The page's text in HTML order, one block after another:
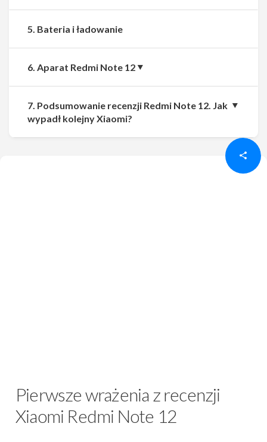
Udostępnij
Pierwsze wrażenia z recenzji
Xiaomi Redmi Note 12
5. Bateria i ładowanie
6. Aparat Redmi Note 12
7. Podsumowanie recenzji Redmi Note 12. Jak
wypadł kolejny Xiaomi?